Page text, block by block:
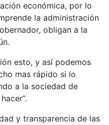
económica, por lo
la administración
obligan a la
esto, y así podemos
mas rápido si lo
a la sociedad de
y transparencia de las